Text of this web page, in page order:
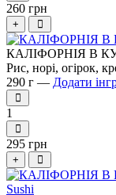
260 грн
+
КАЛІФОРНІЯ В
Рис, норі, огірок,
290 г — Додати
1
295 грн
+